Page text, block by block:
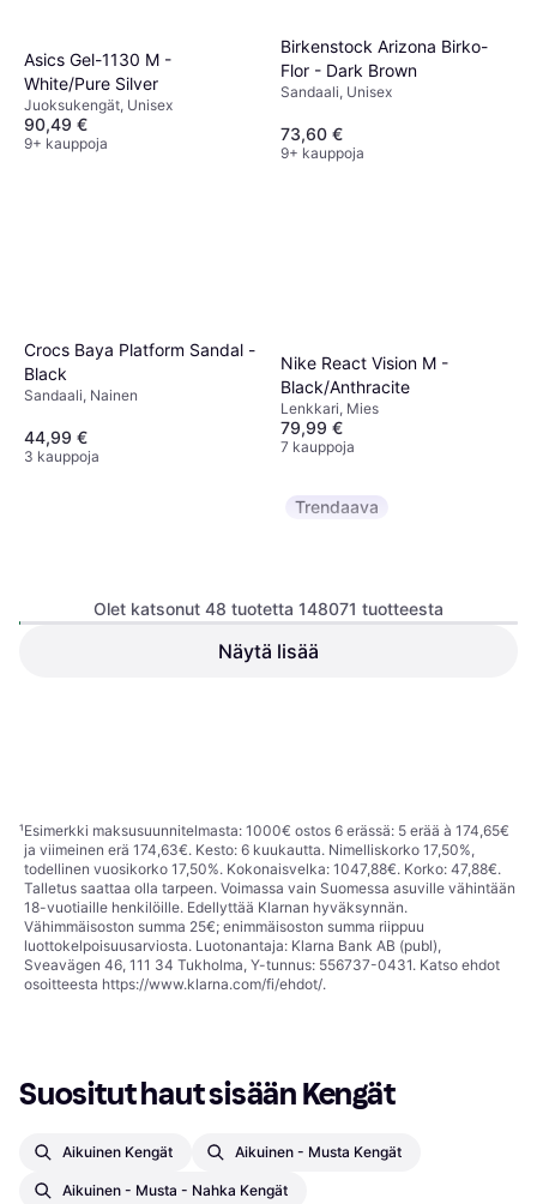
Asics Gel-1130 M -
White/Pure Silver
Juoksukengät, Unisex
90,49 €
9+ kauppoja
Birkenstock Arizona Birko-
Flor - Dark Brown
Sandaali, Unisex
73,60 €
9+ kauppoja
Crocs Baya Platform Sandal -
Black
Sandaali, Nainen
44,99 €
3 kauppoja
Nike React Vision M -
Black/Anthracite
Lenkkari, Mies
79,99 €
7 kauppoja
adidas Handball Spezial W -
Trendaava
On Cloud 6 Waterproof
Olet katsonut 48 tuotetta 148071 tuotteesta
Näytä lisää
¹Esimerkki maksusuunnitelmasta: 1000€ ostos 6 erässä: 5 erää à 174,65€
ja viimeinen erä 174,63€. Kesto: 6 kuukautta. Nimelliskorko 17,50%,
todellinen vuosikorko 17,50%. Kokonaisvelka: 1047,88€. Korko: 47,88€.
Talletus saattaa olla tarpeen. Voimassa vain Suomessa asuville vähintään
18-vuotiaille henkilöille. Edellyttää Klarnan hyväksynnän.
Vähimmäisoston summa 25€; enimmäisoston summa riippuu
luottokelpoisuusarviosta. Luotonantaja: Klarna Bank AB (publ),
Sveavägen 46, 111 34 Tukholma, Y-tunnus: 556737-0431. Katso ehdot
osoitteesta https://www.klarna.com/fi/ehdot/.
Suositut haut sisään Kengät
Aikuinen Kengät Aikuinen - Musta Kengät
Aikuinen - Musta - Nahka Kengät